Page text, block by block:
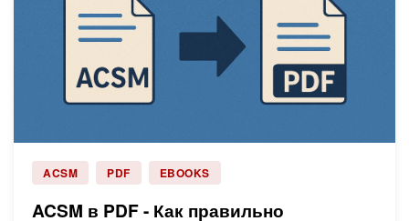
ACSM PDF EBOOKS
ACSM в PDF - Как правильно